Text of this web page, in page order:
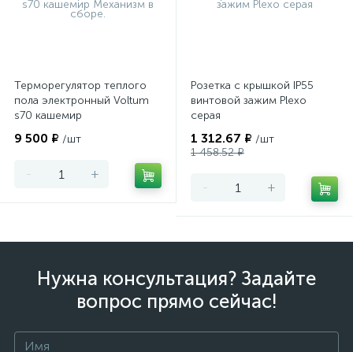
Терморегулятор теплого
пола электронный Voltum
s70 кашемир
9 500 ₽ /шт
- +
Розетка с крышкой IP55
винтовой зажим Plexo
серая
1 312.67 ₽ /шт
1 458.52 ₽
- +
Нужна консультация? Задайте
вопрос прямо сейчас!